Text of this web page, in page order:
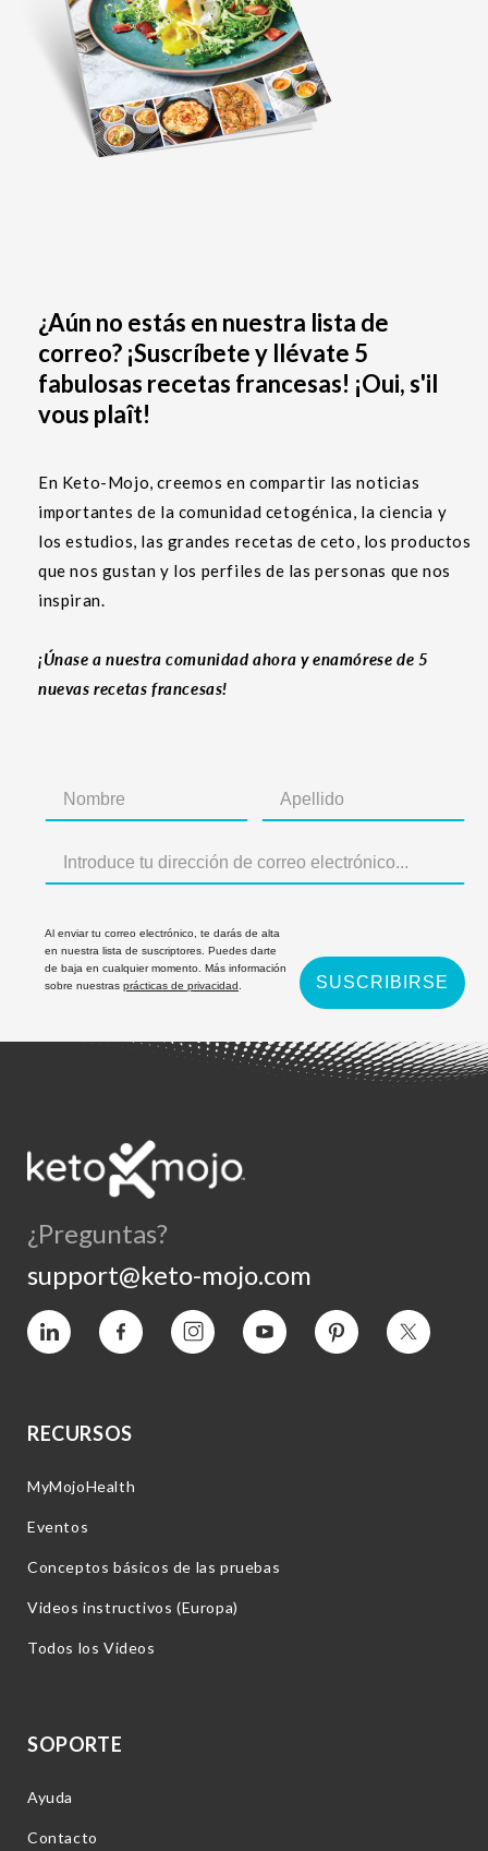
¿Aún no estás en nuestra lista de
correo? ¡Suscríbete y llévate 5
fabulosas recetas francesas! ¡Oui, s'il
vous plaît!
En Keto-Mojo, creemos en compartir las noticias
importantes de la comunidad cetogénica, la ciencia y
los estudios, las grandes recetas de ceto, los productos
que nos gustan y los perfiles de las personas que nos
inspiran.
¡Únase a nuestra comunidad ahora y enamórese de 5
nuevas recetas francesas!
Al enviar tu correo electrónico, te darás de alta
en nuestra lista de suscriptores. Puedes darte
de baja en cualquier momento. Más información
sobre nuestras prácticas de privacidad SUSCRIBIRSE
¿Preguntas?
support@keto-mojo.com
Vimeo Facebook InstagramYouTube Pinterest Twitter
RECURSOS
MyMojoHealth
Eventos
Conceptos básicos de las pruebas
Videos instructivos (Europa)
Todos los Videos
SOPORTE
Ayuda
Contacto